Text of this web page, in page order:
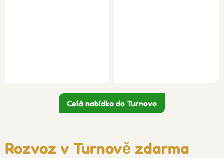
Celá nabídka do Turnova
Rozvoz v Turnově zdarma